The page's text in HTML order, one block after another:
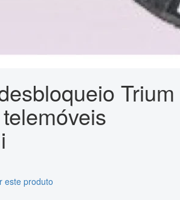
Trium
este produto